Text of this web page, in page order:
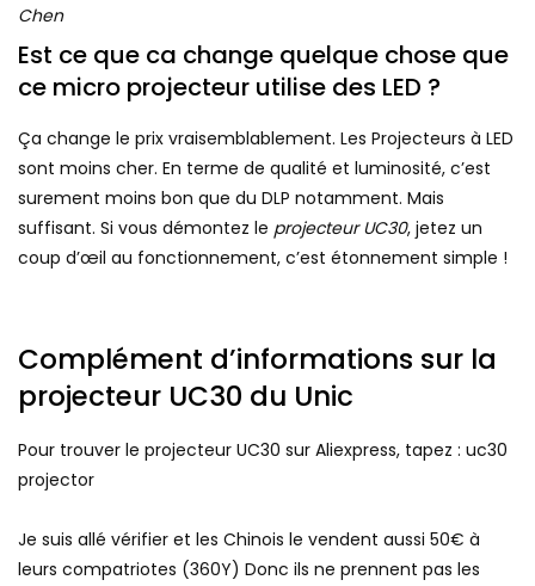
Chen
Est ce que ca change quelque chose que
ce micro projecteur utilise des LED ?
Ça change le prix vraisemblablement. Les Projecteurs à LED
sont moins cher. En terme de qualité et luminosité, c’est
surement moins bon que du DLP notamment. Mais
suffisant. Si vous démontez le projecteur UC30, jetez un
coup d’œil au fonctionnement, c’est étonnement simple !
Complément d’informations sur la
projecteur UC30 du Unic
Pour trouver le projecteur UC30 sur Aliexpress, tapez : uc30
projector
Je suis allé vérifier et les Chinois le vendent aussi 50€ à
leurs compatriotes (360Y) Donc ils ne prennent pas les